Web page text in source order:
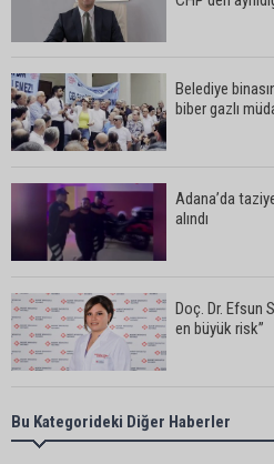
Belediye
biber gazlı
Adana’da
alındı
Doç. Dr. Efsun
en büyük risk”
Adana’da oto
kişi hayatını
Bu Kategorideki Diğer Haberler